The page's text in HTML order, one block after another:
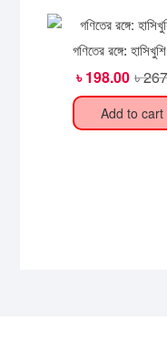
গণিতের রঙ্গে:
৳
৳198.00
Add to cart